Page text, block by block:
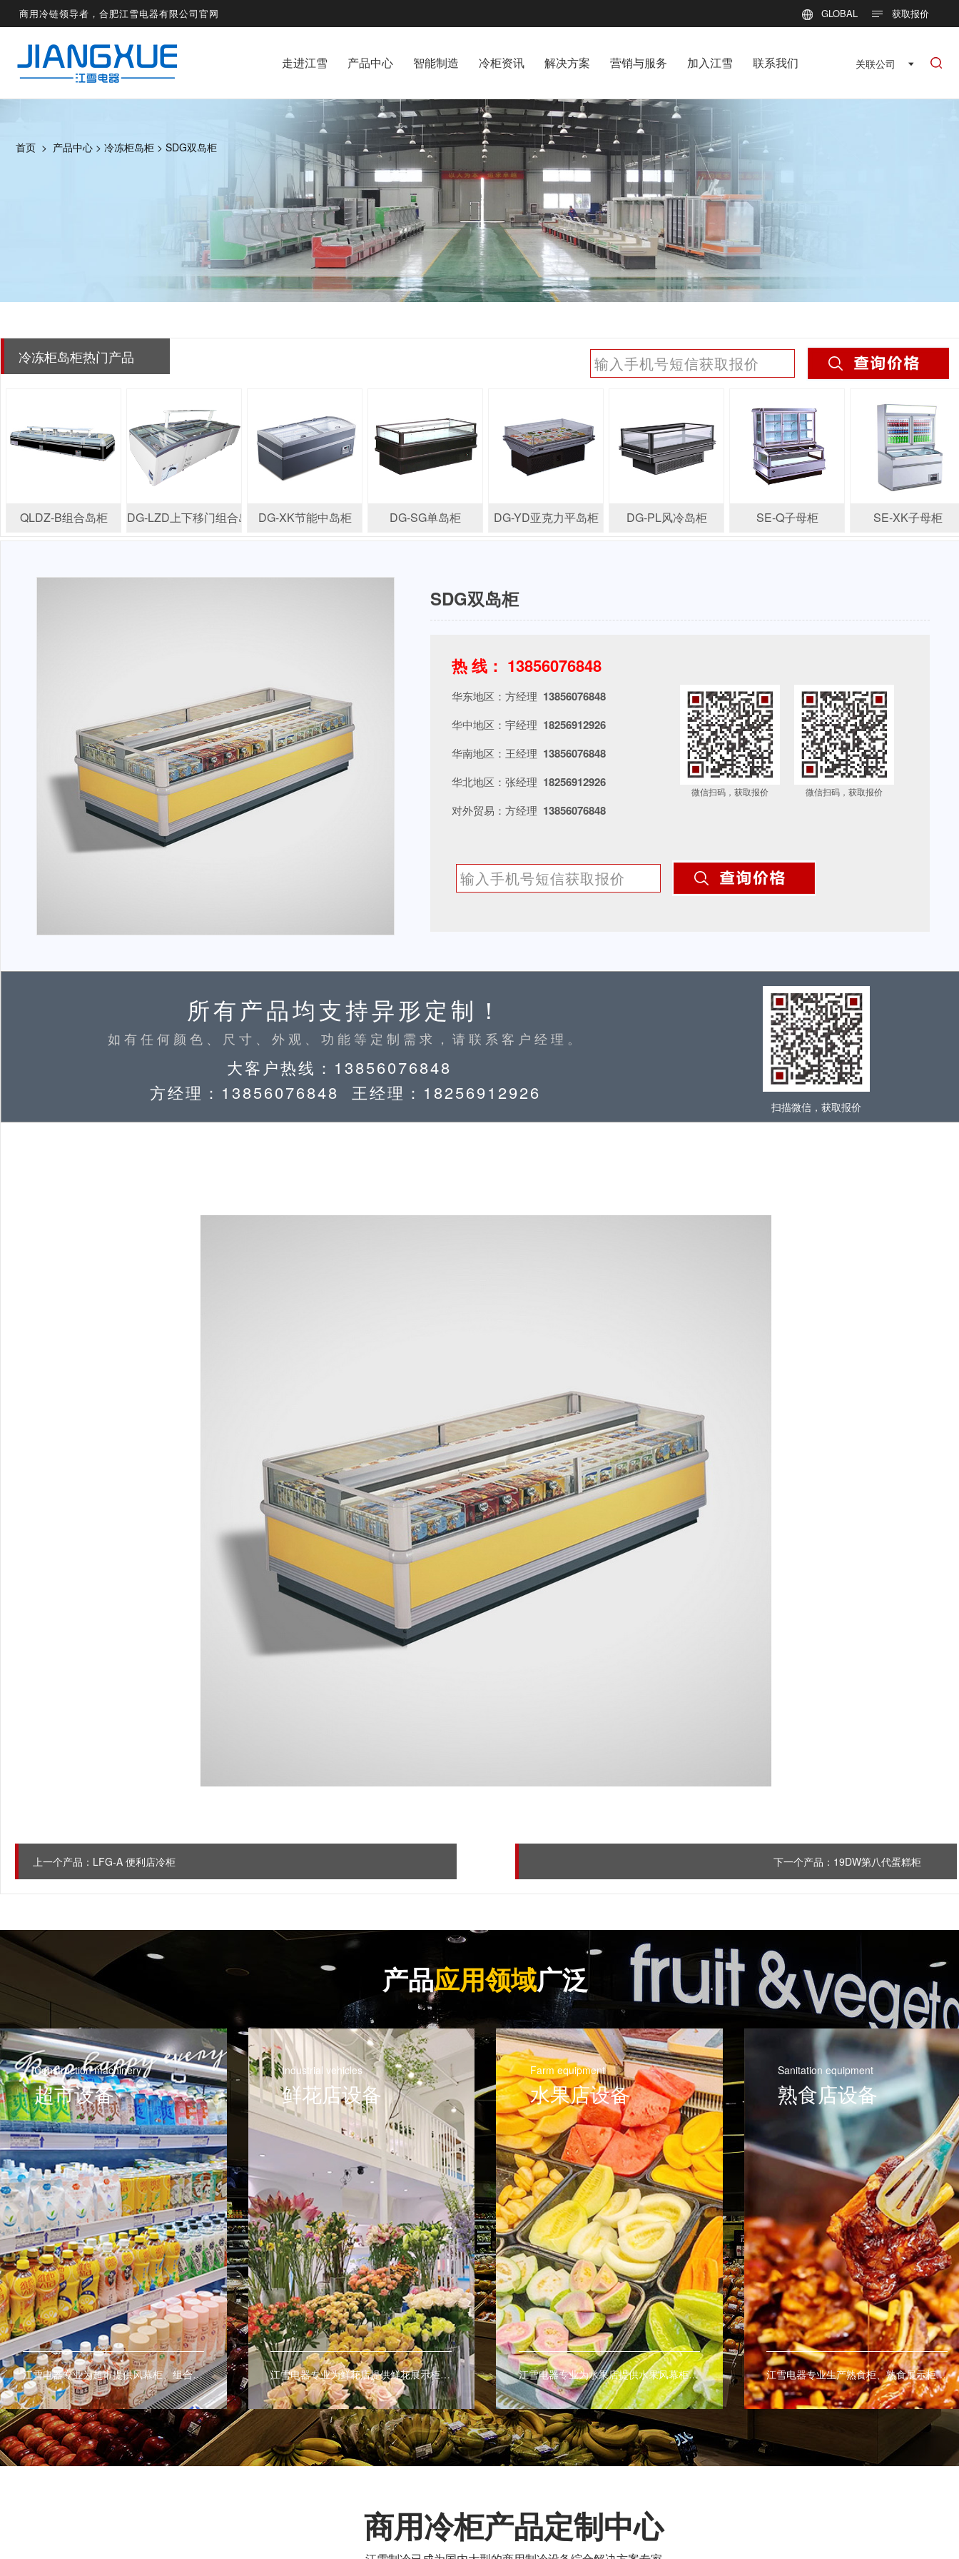
商用冷链领导者，合肥江雪电器有限公司官网 GLOBAL 获取报价
走进江雪 产品中心 智能制造 冷柜资讯 解决方案 营销与服务 加入江雪 联系我们 关联公司 
首页 > 产品中心 > 冷冻柜岛柜 > SDG双岛柜
冷冻柜岛柜热门产品
QLDZ-B组合岛柜 DG-LZD上下移门组合岛柜DG-XK节能中岛柜 DG-SG单岛柜 DG-YD亚克力平岛柜 DG-PL风冷岛柜 SE-Q子母柜 SE-XK子母柜
SDG双岛柜
热 线： 13856076848
华东地区：方经理 13856076848
华中地区：宇经理 18256912926
华南地区：王经理 13856076848
华北地区：张经理 18256912926
对外贸易：方经理 13856076848
微信扫码，获取报价 微信扫码，获取报价
所有产品均支持异形定制！
如有任何颜色、尺寸、外观、功能等定制需求，请联系客户经理。
大客户热线：13856076848
方经理：13856076848 王经理：18256912926
扫描微信，获取报价
上一个产品： LFG-A 便利店冷柜 下一个产品： 19DW第八代蛋糕柜
产品应用领域广泛
Industrial vehicles
鲜花店设备
江雪电器专业为鲜花店提供鲜花展示柜、鲜花保鲜柜、鲜花陈列柜让鲜花保鲜更持久。
Farm equipment
水果店设备
江雪电器专业为水果店提供水果风幕柜、水果保鲜柜、水果展示柜等商用制冷保鲜设备，让您的水果更持久的保鲜。
Sanitation equipment
熟食店设备
江雪电器专业生产熟食柜、熟食展示柜、熟食保鲜柜、热柜、等商用熟食设备。
wind power
医疗设备
江雪电器专业生产医疗冷柜，为广医院及医疗室提供药品及血液的最佳保存环境。
商用冷柜产品定制中心